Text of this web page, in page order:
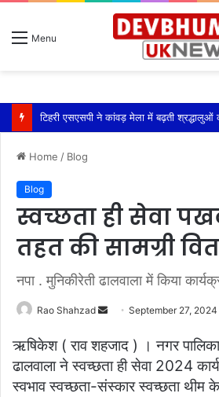
Menu
Home / Blog
Blog
स्वच्छता ही सेवा
तहत की सामग्री
नपा . मुनिकीरेती ढालवाला में किया
Rao Shahzad
Send
email
September 27, 2024
ऋषिकेश ( राव शहजाद ) । नगर पालिका
ढालवाला ने स्वच्छता ही सेवा 2024
स्वभाव स्वच्छता-संस्कार स्वच्छता थीम